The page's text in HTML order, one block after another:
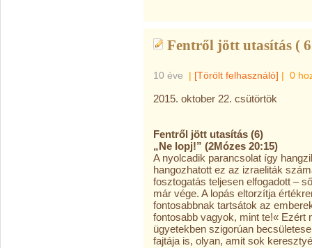
Fentről jött utasítás (
10 éve | [Törölt felhasználó] | 0
2015. oktober 22. csütörtök
Fentről jött utasítás (6)
„Ne lopj!” (2Mózes 20:15)
A nyolcadik parancsolat így
hangozhatott ez az izraeliták
fosztogatás teljesen elfogadott –
már vége. A lopás eltorzítja
fontosabbnak tartsátok az
fontosabb vagyok, mint te!« Ezért
ügyetekben szigorúan
fajtája is, olyan, amit sok